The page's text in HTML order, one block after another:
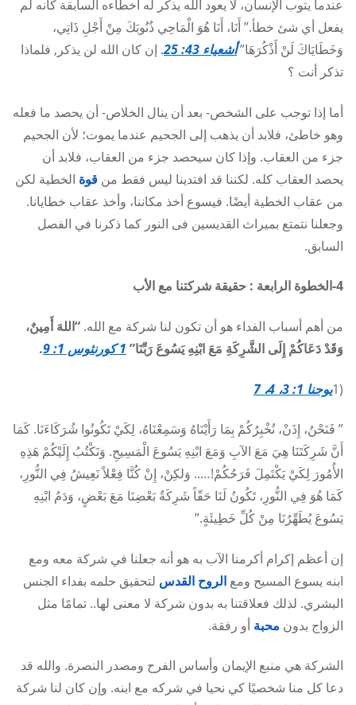
عندما يتوب الإنسان، لا يعود الله يذكر له أخطاءه السابقة كأنه لم
يفعل أي شئ خطأ.” أَنَا، أَنَا هُوَ الْمَاحِي ذُنُوبَكَ مِنْ أَجْلِ ذَاتِي،
وَخَطَايَاكَ لَنْ أَذْكُرَهَا”أشعياء 43: 25
. إن كان الله لن يذكر, فلماذا
تذكر أنت ؟
أما إذا توجب على الشخص- بعد أن ينال الخلاص- أن يحصد ما فعله
وهو خاطئ، فلابد أن يذهب إلى الجحيم عندما يموت؛ لأن الجحيم
جزء من العقاب. وإذا كان سيحصد جزء من العقاب، فلابد أن
يحصد العقاب كله. لكننا قد افتدينا ليس فقط من قوة الخطية لكن
من عقاب الخطية أيضًا. فيسوع أخذ مكاننا، وأخذ عقاب خطايانا.
وجعلنا نتمتع بميراث القديسين فى النور كما ذكرنا في الفصل
السابق.
4-الخطوة الرابعة : حقيقة شركتنا مع الأب
من أهم أسباب الفداء هو أن تكون لنا شركة مع الله. “اللهَ أَمِينٌ،
وَقَدْ دَعَاكُمْ إِلَى الشَّرِكَةِ مَعَ ابْنِهِ يَسُوعَ رَبِّنَا” 1 كورنثوس 1: 9 .
(1 يوحنا 1: 3، 4، 7
” فَنَحْنُ، إِذَنْ، نُخْبِرُكُمْ بِمَا رَأَيْنَاهُ وَسَمِعْنَاهُ، لِكَيْ تَكُونُوا شُرَكَاءَنَا. كَمَا
أَنَّ شَرِكَتَنَا هِيَ مَعَ الآبِ وَمَعَ ابْنِهِ يَسُوعَ الْمَسِيحِ. وَنَكْتُبُ إِلَيْكُمْ هَذِهِ
الأُمُورَ لِكَيْ يَكْتَمِلَ فَرَحُكُمْ!….. وَلكِنْ، إِنْ كُنَّا فِعْلاً نَعِيشُ فِي النُّورِ،
كَمَا هُوَ فِي النُّورِ، تَكُونُ لَنَا حَقّاً شَرِكَةٌ بَعْضِنَا مَعَ بَعْضٍ، وَدَمُ ابْنِهِ
يَسُوعَ يُطَهِّرُنَا مِنْ كُلِّ خَطِيئَةٍ.”
إن أعظم إكرام أكرمنا الآب به هو أنه جعلنا في شركة معه ومع
ابنه يسوع المسيح ومع الروح القدس لتحقيق حلمه بفداء الجنس
البشري. لذلك فعلاقتنا به بدون شركة لا معنى لها.. تمامًا مثل
الزواج بدون محبة أو رفقة.
الشركة هي منبع الإيمان وأساس الفرح ومصدر النصرة. والله قد
دعا كل منا شخصيًا كي نحيا في شركه مع ابنه. وإن كان لنا شركة